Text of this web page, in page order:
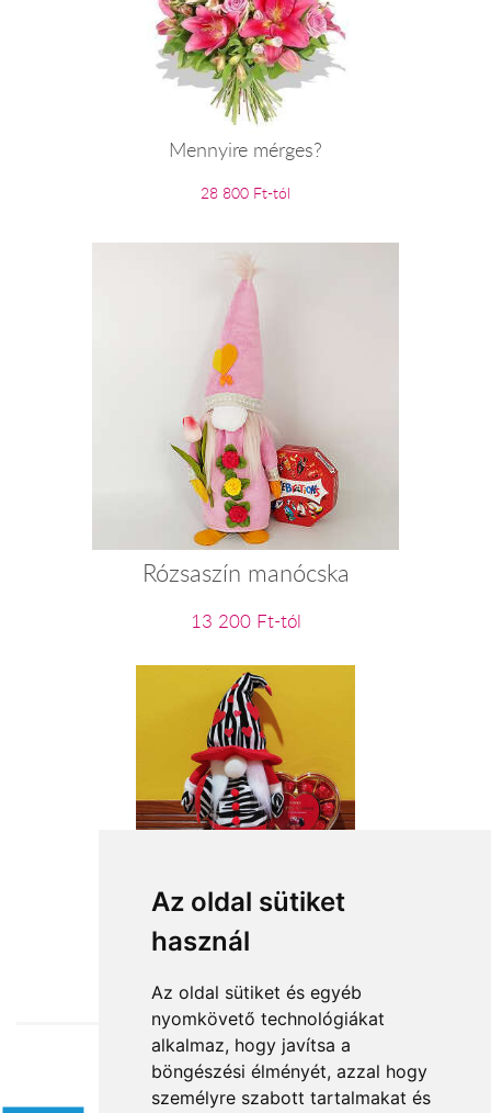
Az oldal sütiket
használ
Az oldal sütiket és egyéb
nyomkövető technológiákat
alkalmaz, hogy javítsa a
böngészési élményét, azzal hogy
személyre szabott tartalmakat és
Mennyire mérges?
28 800 Ft-tól
Rózsaszín manócska
13 200 Ft-tól
Manólány zebramintás ruhában
16 360 Ft-tól
Elfogadott fizetési módok